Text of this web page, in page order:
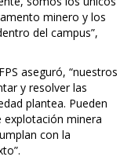
minero y los
del campus”,
aseguró, “nuestros
y resolver las
plantea. Pueden
explotación minera
con la